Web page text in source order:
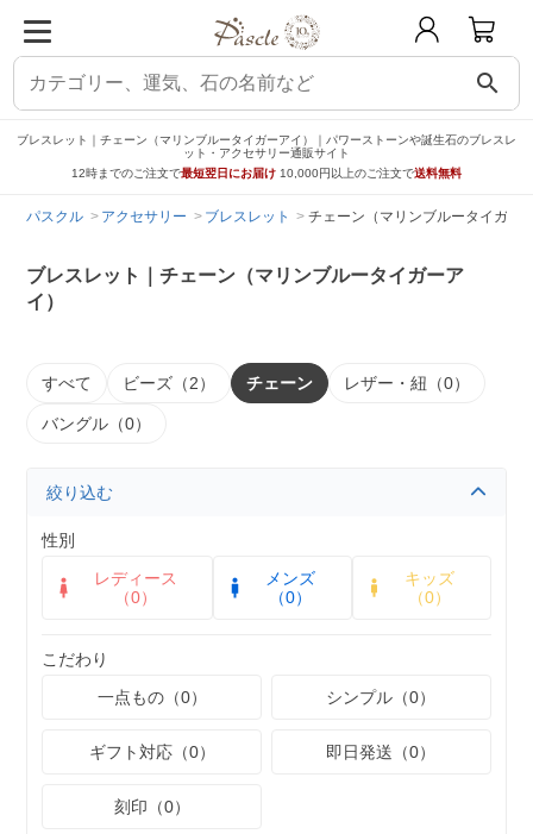
search
ブレスレット｜チェーン（マリンブルータイガーアイ）｜パワーストーンや誕生石のブレスレ
ット・アクセサリー通販サイト
12時までのご注文で最短翌日にお届け 10,000円以上のご注文で送料無料
パスクル アクセサリー ブレスレット チェーン（マリンブルータイガー
ブレスレット｜チェーン（マリンブルータイガーア
イ）
すべて ビーズ（2） チェーン レザー・紐（0）
バングル（0）
絞り込む
性別
レディース
（0）
メンズ
（0）
キッズ
（0）
こだわり
一点もの（0）
シンプル（0）
ギフト対応（0） 即日発送（0）
刻印（0）